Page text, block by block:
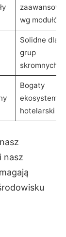
wg modułów
Solidne dla
grup
skromnych
Bogaty
ekosystem
hotelarski
nasz